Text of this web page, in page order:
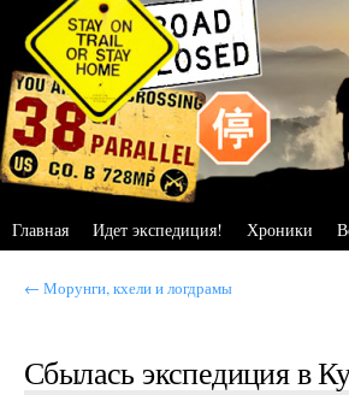
Главная Идет экспедиция! Хроники
← Морунги, кхели и логдрамы
Сбылась экспедиция в